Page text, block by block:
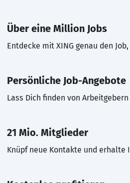
Über eine Million Jobs
Entdecke mit XING genau den
Persönliche Job-Angebote
Lass Dich finden von
21 Mio. Mitglieder
Knüpf neue Kontakte und erhalte